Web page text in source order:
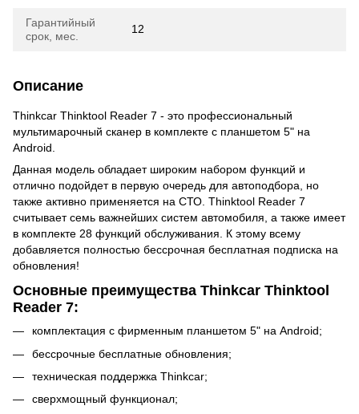
Гарантийный
срок, мес.
12
Описание
Thinkcar Thinktool Reader 7 - это профессиональный
мультимарочный сканер в комплекте с планшетом 5" на
Android.
Данная модель обладает широким набором функций и
отлично подойдет в первую очередь для автоподбора, но
также активно применяется на СТО. Thinktool Reader 7
считывает семь важнейших систем автомобиля, а также имеет
в комплекте 28 функций обслуживания. К этому всему
добавляется полностью бессрочная бесплатная подписка на
обновления!
Основные преимущества Thinkcar Thinktool
Reader 7:
комплектация с фирменным планшетом 5" на Android;
бессрочные бесплатные обновления;
техническая поддержка Thinkcar;
сверхмощный функционал;